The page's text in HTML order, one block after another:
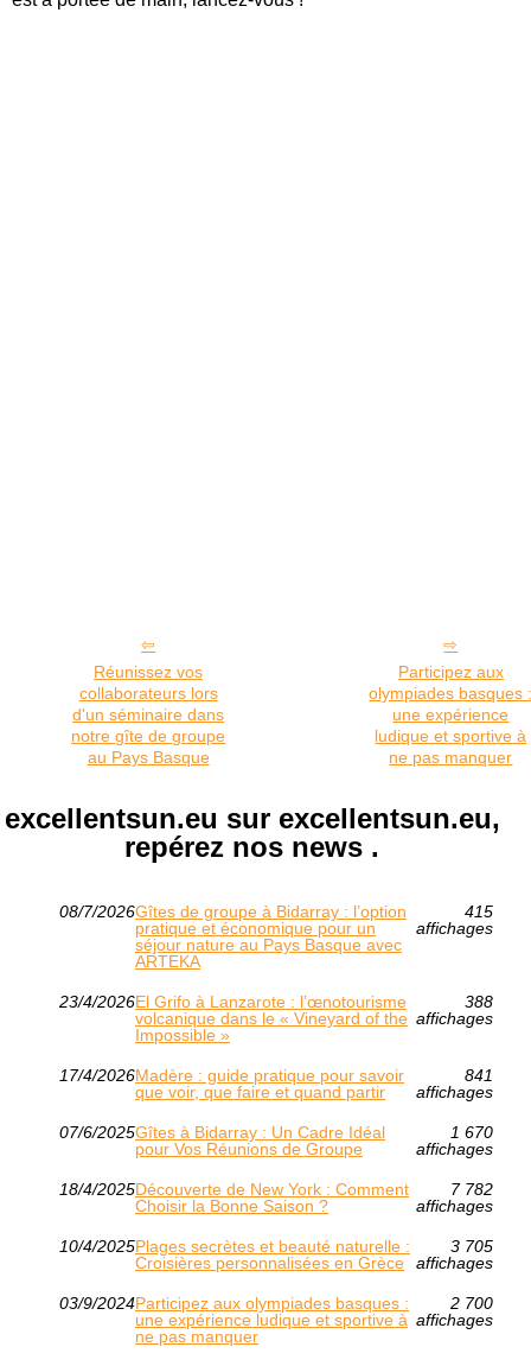
Réunissez vos
collaborateurs lors
d'un séminaire dans
notre gîte de groupe
au Pays Basque
Participez aux
olympiades basques
une expérience
ludique et sportive à
ne pas manquer
excellentsun.eu sur excellentsun.eu,
repérez nos news .
08/7/2026Gîtes de groupe à Bidarray : l’option
pratique et économique pour un
séjour nature au Pays Basque avec
ARTEKA
415
affichages
23/4/2026El Grifo à Lanzarote : l’œnotourisme
volcanique dans le « Vineyard of the
Impossible »
388
affichages
17/4/2026Madère : guide pratique pour savoir
que voir, que faire et quand partir
841
affichages
07/6/2025Gîtes à Bidarray : Un Cadre Idéal
pour Vos Réunions de Groupe
1 670
affichages
18/4/2025Découverte de New York : Comment
Choisir la Bonne Saison ?
7 782
affichages
10/4/2025Plages secrètes et beauté naturelle :
Croisières personnalisées en Grèce
3 705
affichages
03/9/2024Participez aux olympiades basques :
une expérience ludique et sportive à
ne pas manquer
2 700
affichages